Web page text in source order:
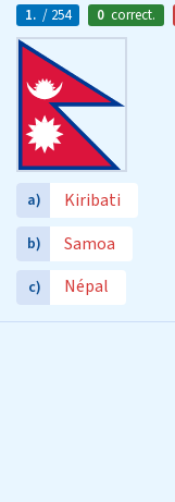
1. / 254 0 correct.
a) Kiribati
b) Samoa
c) Népal